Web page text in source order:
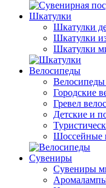
Шкатулки
Шкатулки
Шкатулки
Шкатулки
Велосипеды
Городские
Гревел
Детские и
Шоссейные
Сувениры
Сувениры